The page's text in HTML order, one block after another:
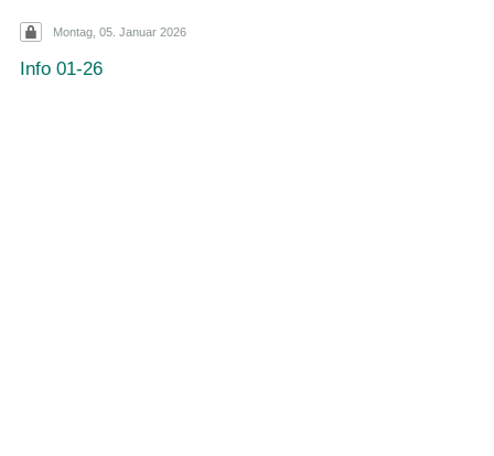
Montag, 05. Januar 2026
Info 01-26